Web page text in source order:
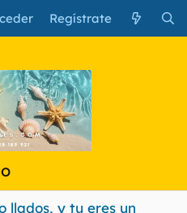
Regístrate
llados, y tu eres un